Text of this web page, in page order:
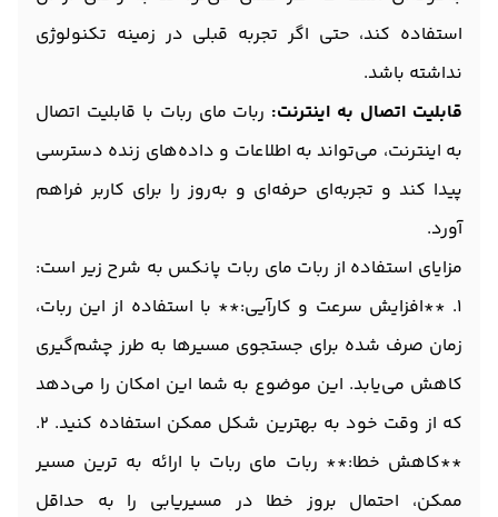
استفاده کند، حتی اگر تجربه قبلی در زمینه تکنولوژی
نداشته باشد.
قابلیت اتصال به اینترنت: ربات مای ربات با قابلیت اتصال
به اینترنت، می‌تواند به اطلاعات و داده‌های زنده دسترسی
پیدا کند و تجربه‌ای حرفه‌ای و به‌روز را برای کاربر فراهم
آورد.
مزایای استفاده از ربات مای ربات پانکس به شرح زیر است:
1. **افزایش سرعت و کارآیی:** با استفاده از این ربات،
زمان صرف شده برای جستجوی مسیرها به طرز چشم‌گیری
کاهش می‌یابد. این موضوع به شما این امکان را می‌دهد
که از وقت خود به بهترین شکل ممکن استفاده کنید. 2.
**کاهش خطا:** ربات مای ربات با ارائه به ترین مسیر
ممکن، احتمال بروز خطا در مسیریابی را به حداقل